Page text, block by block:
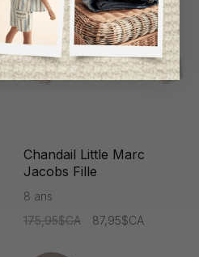
Chandail Little Marc
Jacobs Fille
8 ans
175,95$CA
87,95$CA